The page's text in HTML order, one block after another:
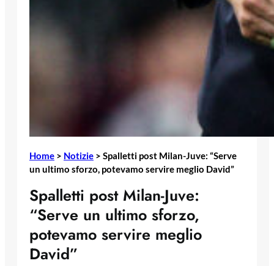
Home > Notizie > Spalletti post Milan-Juve: “Serve
un ultimo sforzo, potevamo servire meglio David”
Spalletti post Milan-Juve:
“Serve un ultimo sforzo,
potevamo servire meglio
David”